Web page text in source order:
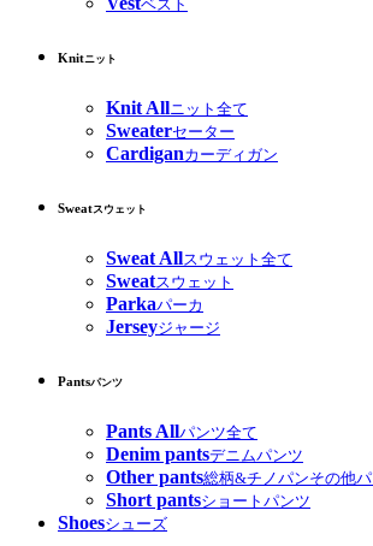
ベスト
Knitニット
Knit Allニット全て
Sweaterセーター
Cardiganカーディガン
Sweatスウェット
Sweat Allスウェット全て
Sweatスウェット
Parkaパーカ
Jerseyジャージ
Pantsパンツ
Pants Allパンツ全て
Denim pantsデニムパンツ
Other pants総柄&チノパンその他
Short pantsショートパンツ
Shoesシューズ